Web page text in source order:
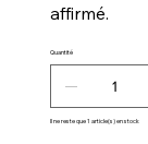
affirmé.
Quantité
Il ne reste que 1 article(s) en stock